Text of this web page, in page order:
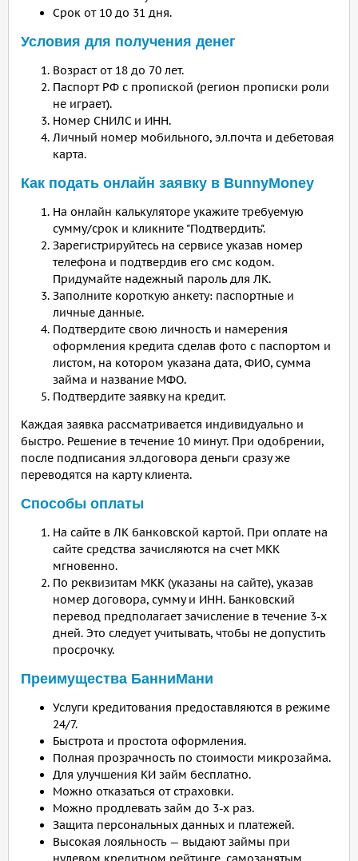
Срок от 10 до 31 дня.
Условия для получения денег
Возраст от 18 до 70 лет.
Паспорт РФ с пропиской (регион прописки роли
не играет).
Номер СНИЛС и ИНН.
Личный номер мобильного, эл.почта и дебетовая
карта.
Как подать онлайн заявку в BunnyMoney
На онлайн калькуляторе укажите требуемую
сумму/срок и кликните "Подтвердить".
Зарегистрируйтесь на сервисе указав номер
телефона и подтвердив его смс кодом.
Придумайте надежный пароль для ЛК.
Заполните короткую анкету: паспортные и
личные данные.
Подтвердите свою личность и намерения
оформления кредита сделав фото с паспортом и
листом, на котором указана дата, ФИО, сумма
займа и название МФО.
Подтвердите заявку на кредит.
Каждая заявка рассматривается индивидуально и
быстро. Решение в течение 10 минут. При одобрении,
после подписания эл.договора деньги сразу же
переводятся на карту клиента.
Способы оплаты
На сайте в ЛК банковской картой. При оплате на
сайте средства зачисляются на счет МКК
мгновенно.
По реквизитам МКК (указаны на сайте), указав
номер договора, сумму и ИНН. Банковский
перевод предполагает зачисление в течение 3-х
дней. Это следует учитывать, чтобы не допустить
просрочку.
Преимущества БанниМани
Услуги кредитования предоставляются в режиме
24/7.
Быстрота и простота оформления.
Полная прозрачность по стоимости микрозайма.
Для улучшения КИ займ бесплатно.
Можно отказаться от страховки.
Можно продлевать займ до 3-х раз.
Защита персональных данных и платежей.
Высокая лояльность — выдают займы при